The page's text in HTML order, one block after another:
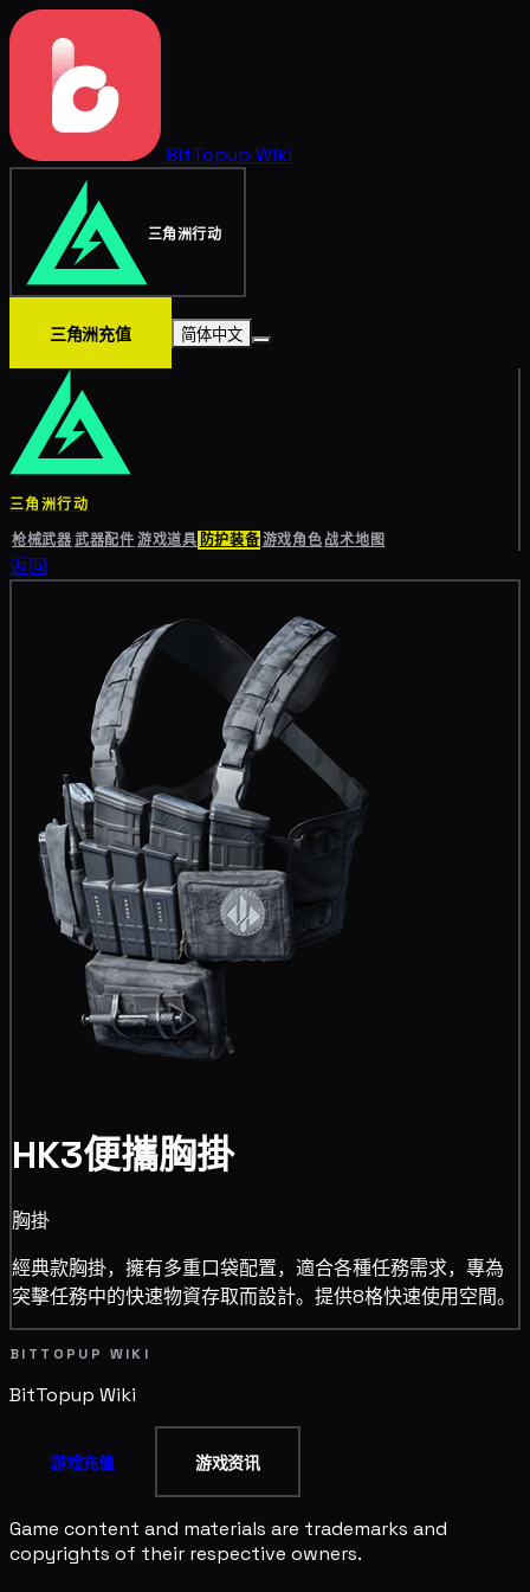
BitTopup Wiki
三角洲行动
三角洲充值 简体中文
三角洲行动
枪械武器武器配件游戏道具 防护装备游戏角色战术地图
返回
HK3便攜胸掛
胸掛
經典款胸掛，擁有多重口袋配置，適合各種任務需求，專為
突擊任務中的快速物資存取而設計。提供8格快速使用空間。
BITTOPUP WIKI
BitTopup Wiki
游戏充值 游戏资讯
Game content and materials are trademarks and
copyrights of their respective owners.